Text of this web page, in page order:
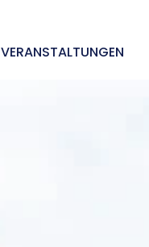
VERANSTALTUNGEN